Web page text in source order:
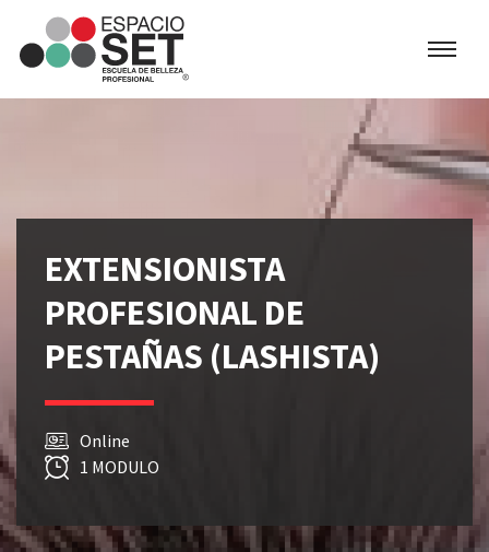
Espacio
SET
EXTENSIONISTA
PROFESIONAL DE
PESTAÑAS (LASHISTA)
Online
1 MODULO